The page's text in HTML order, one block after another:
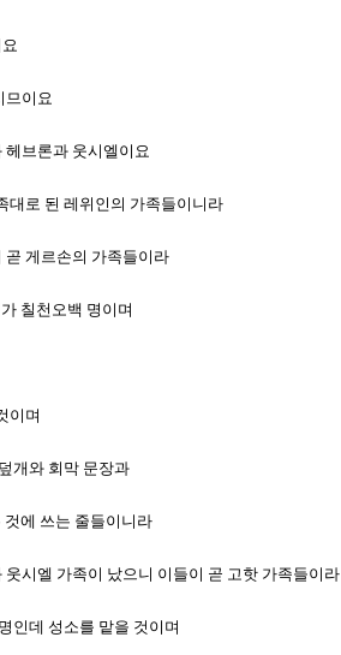
므이요
브론과 웃시엘이요
대로 된 레위인의 가족들이니라
게르손의 가족들이라
칠천오백 명이며
이며
개와 회막 문장과
에 쓰는 줄들이니라
시엘 가족이 났으니 이들이 곧 고핫 가족들이라
인데 성소를 맡을 것이며